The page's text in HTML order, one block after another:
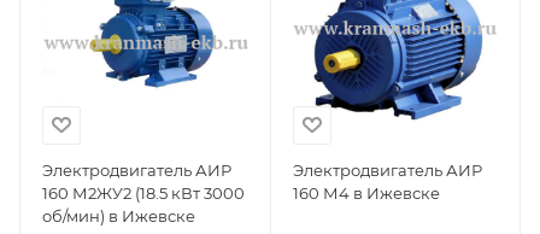
Электродвигатель АИР
160 М2ЖУ2 (18.5 кВт 3000
об/мин) в Ижевске
Электродвигатель АИР
160 М4 в Ижевске